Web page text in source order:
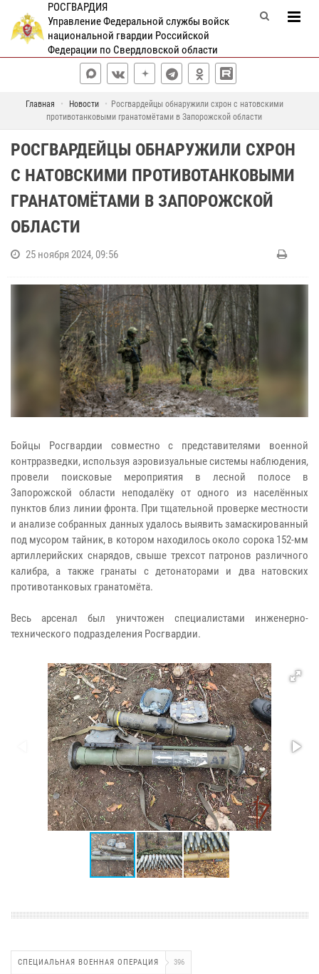
РОСГВАРДИЯ
Управление Федеральной службы войск
национальной гвардии Российской
Федерации по Свердловской области
Главная Новости
Росгвардейцы обнаружили схрон с натовскими
противотанковыми гранатомётами в Запорожской области
РОСГВАРДЕЙЦЫ ОБНАРУЖИЛИ СХРОН
С НАТОВСКИМИ ПРОТИВОТАНКОВЫМИ
ГРАНАТОМЁТАМИ В ЗАПОРОЖСКОЙ
ОБЛАСТИ
25 ноября 2024, 09:56
Бойцы Росгвардии совместно с представителями военной
контрразведки, используя аэровизуальные системы наблюдения,
провели поисковые мероприятия в лесной полосе в
Запорожской области неподалёку от одного из населённых
пунктов близ линии фронта. При тщательной проверке местности
и анализе собранных данных удалось выявить замаскированный
под мусором тайник, в котором находилось около сорока 152-мм
артиллерийских снарядов, свыше трехсот патронов различного
калибра, а также гранаты с детонаторами и два натовских
противотанковых гранатомёта.
Весь арсенал был уничтожен специалистами инженерно-
технического подразделения Росгвардии.
СПЕЦИАЛЬНАЯ ВОЕННАЯ ОПЕРАЦИЯ 396